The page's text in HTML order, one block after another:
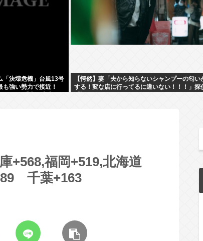
「決壊危機」台風13号
も強い勢力で接近！
【愕然】妻「夫から知らないシャンプーの匂い
する！変な店に行ってるに違いない！！！」探
+568,福岡+519,北海道
千葉+163